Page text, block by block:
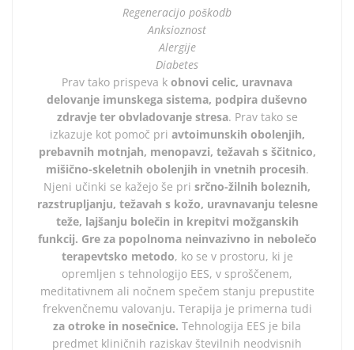
Regeneracijo poškodb
Anksioznost
Alergije
Diabetes
Prav tako prispeva k obnovi celic, uravnava
delovanje imunskega sistema, podpira duševno
zdravje ter obvladovanje stresa. Prav tako se
izkazuje kot pomoč pri avtoimunskih obolenjih,
prebavnih motnjah, menopavzi, težavah s ščitnico,
mišično-skeletnih obolenjih in vnetnih procesih.
Njeni učinki se kažejo še pri srčno-žilnih boleznih,
razstrupljanju, težavah s kožo, uravnavanju telesne
teže, lajšanju bolečin in krepitvi možganskih
funkcij. Gre za popolnoma neinvazivno in nebolečo
terapevtsko metodo, ko se v prostoru, ki je
opremljen s tehnologijo EES, v sproščenem,
meditativnem ali nočnem spečem stanju prepustite
frekvenčnemu valovanju. Terapija je primerna tudi
za otroke in nosečnice. Tehnologija EES je bila
predmet kliničnih raziskav številnih neodvisnih